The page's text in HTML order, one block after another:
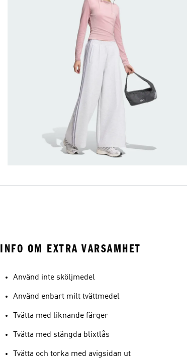
INFO OM EXTRA VARSAMHET
Använd inte sköljmedel
Använd enbart milt tvättmedel
Tvätta med liknande färger
Tvätta med stängda blixtlås
Tvätta och torka med avigsidan ut